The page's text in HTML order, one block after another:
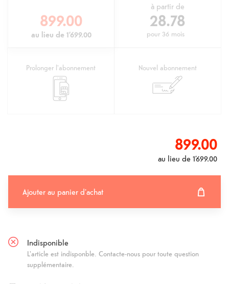
899.00
au lieu de 1’699.00
à partir de
28.78
pour 36 mois
Prolonger l'abonnement Nouvel abonnement
899.00
au lieu de1’699.00
Ajouter au panier d'achat
Indisponible
L'article est indisponble. Contacte-nous pour toute question
supplémentaire.